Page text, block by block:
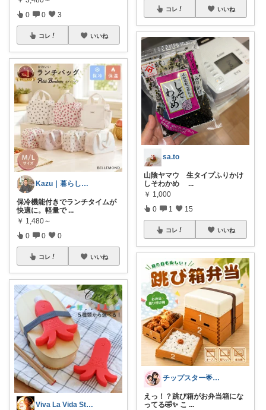
0 0 3
コレ いいね
Kazu｜暮らしを整えるインテリア
保冷機能付きでランチタイムが
快適に。軽量で ...
￥ 1,480～
0 0 0
コレ いいね
Viva La Vida Studio
コレ いいね
sa.to
山陰ヤマウ 生タイプふりかけ
しそわかめ
...
￥ 1,000
0 1 15
コレ いいね
チップスター🌟8月もよろしく😎🌻
えっ！？跳び箱がお弁当箱にな
ってる🤣✨ こ ...